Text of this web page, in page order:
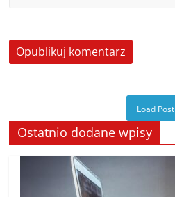
Load Post
Ostatnio dodane wpisy